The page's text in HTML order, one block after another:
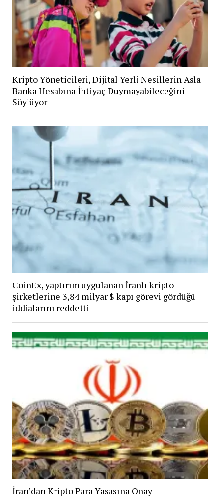
Kripto Yöneticileri, Dijital Yerli Nesillerin Asla
Banka Hesabına İhtiyaç Duymayabileceğini
Söylüyor
CoinEx, yaptırım uygulanan İranlı kripto
şirketlerine 3,84 milyar $ kapı görevi gördüğü
iddialarını reddetti
İran’dan Kripto Para Yasasına Onay